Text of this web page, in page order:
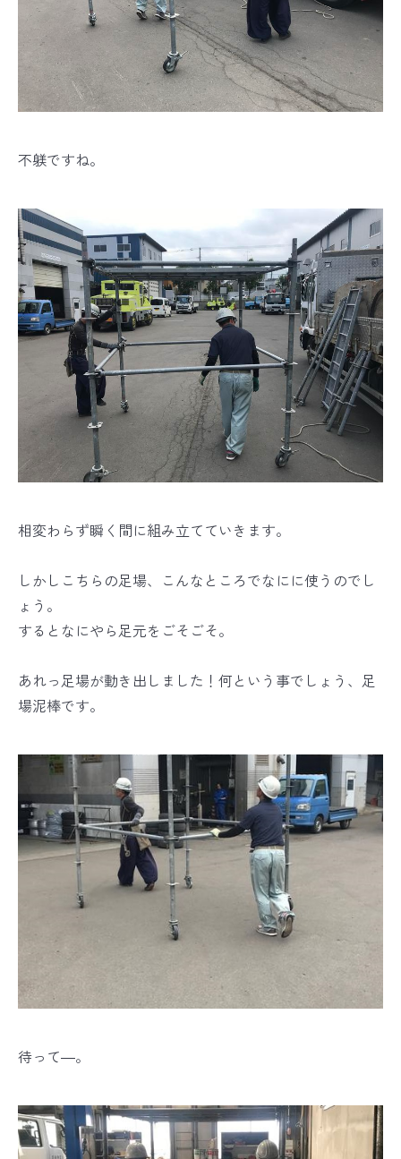
不躾ですね。
相変わらず瞬く間に組み立てていきます。
しかしこちらの足場、こんなところでなにに使うのでし
ょう。
するとなにやら足元をごそごそ。
あれっ足場が動き出しました！何という事でしょう、足
場泥棒です。
待って―。